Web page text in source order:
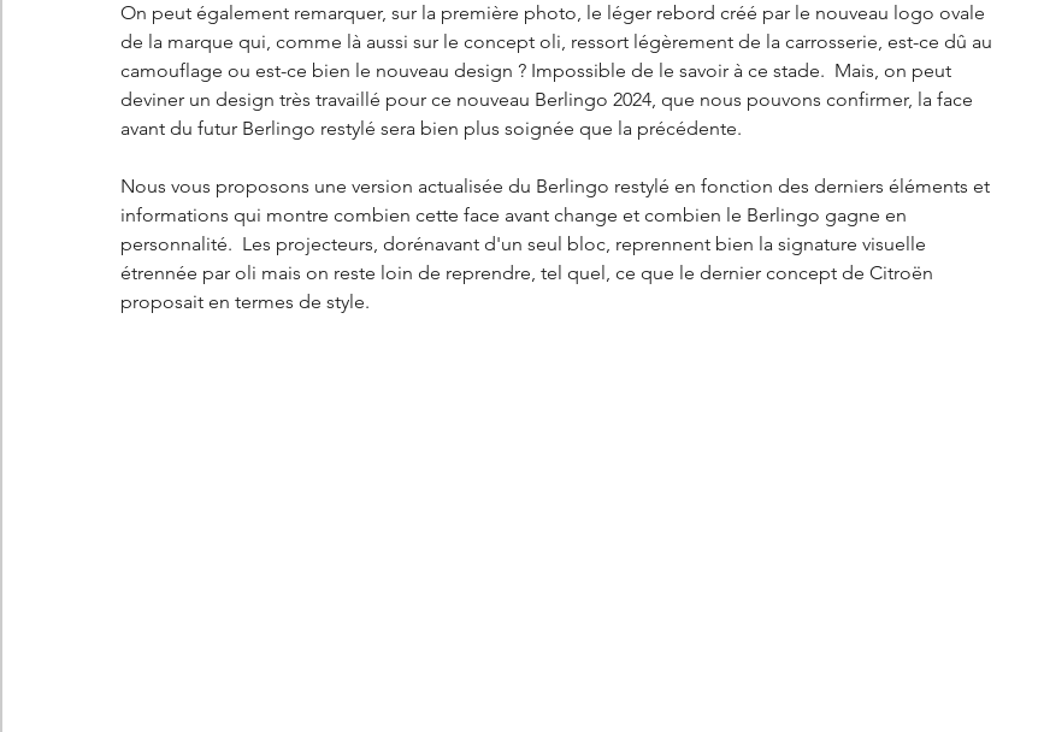
On peut également remarquer, sur la première photo, le léger rebord créé par le nouveau logo ovale
de la marque qui, comme là aussi sur le concept oli, ressort légèrement de la carrosserie, est-ce dû au
camouflage ou est-ce bien le nouveau design ? Impossible de le savoir à ce stade.  Mais, on peut
deviner un design très travaillé pour ce nouveau Berlingo 2024, que nous pouvons confirmer, la face
avant du futur Berlingo restylé sera bien plus soignée que la précédente.
Nous vous proposons une version actualisée du Berlingo restylé en fonction des derniers éléments et
informations qui montre combien cette face avant change et combien le Berlingo gagne en
personnalité.  Les projecteurs, dorénavant d'un seul bloc, reprennent bien la signature visuelle
étrennée par oli mais on reste loin de reprendre, tel quel, ce que le dernier concept de Citroën
proposait en termes de style.